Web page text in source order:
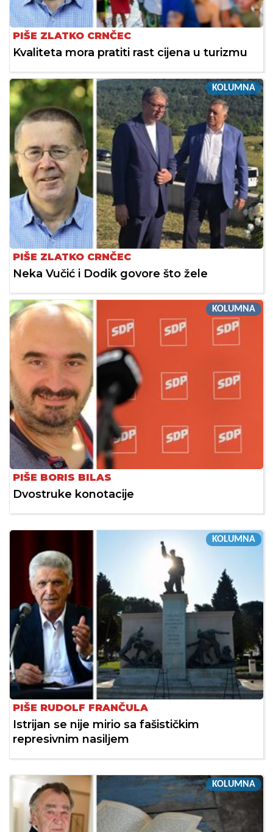
PIŠE ZLATKO CRNČEC
Kvaliteta mora pratiti rast cijena u turizmu
KOLUMNA
PIŠE ZLATKO CRNČEC
Neka Vučić i Dodik govore što žele
KOLUMNA
PIŠE BORIS BILAS
Dvostruke konotacije
KOLUMNA
PIŠE RUDOLF FRANČULA
Istrijan se nije mirio sa fašističkim
represivnim nasiljem
KOLUMNA